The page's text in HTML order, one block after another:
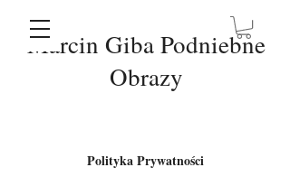
Marcin Giba Podniebne
Obrazy
Polityka Prywatności